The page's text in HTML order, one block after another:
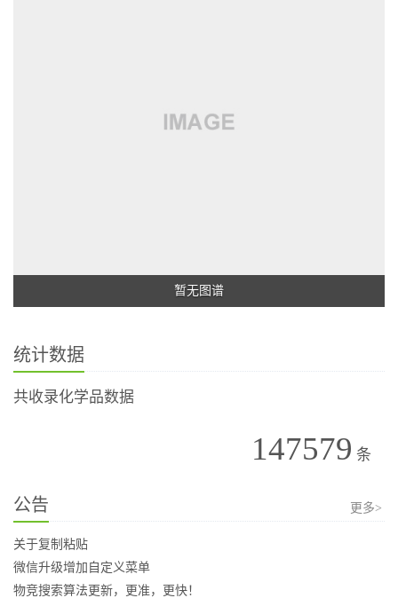
暂无图谱
统计数据
共收录化学品数据
147579 条
公告 更多>
关于复制粘贴
微信升级增加自定义菜单
物竞搜索算法更新，更准，更快！